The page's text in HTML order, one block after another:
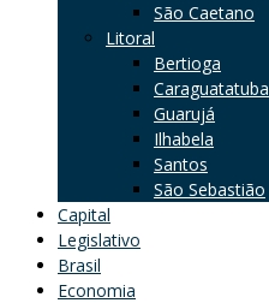
São Caetano
Litoral
Bertioga
Caraguatatuba
Guarujá
Ilhabela
Santos
São Sebastião
Capital
Legislativo
Brasil
Economia